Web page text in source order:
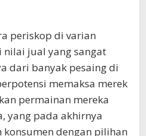
periskop di varian
jual yang sangat
dari banyak pesaing di
memaksa merek
permainan mereka
yang pada akhirnya
dengan pilihan